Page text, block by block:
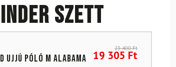
szett
ujjú póló M Alabama
23 400Ft
19 305 Ft